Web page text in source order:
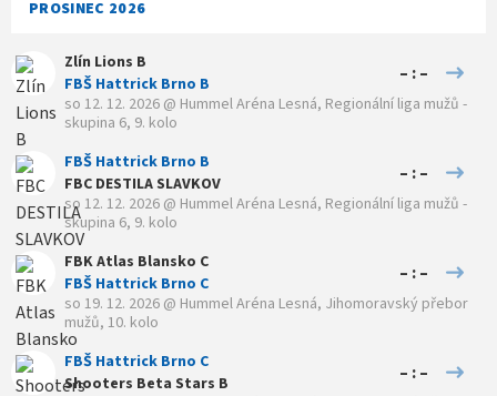
PROSINEC 2026
Zlín Lions B
FBŠ Hattrick Brno B
– : –
so 12. 12. 2026 @ Hummel Aréna Lesná, Regionální liga mužů -
skupina 6, 9. kolo
FBŠ Hattrick Brno B
FBC DESTILA SLAVKOV
– : –
so 12. 12. 2026 @ Hummel Aréna Lesná, Regionální liga mužů -
skupina 6, 9. kolo
FBK Atlas Blansko C
FBŠ Hattrick Brno C
– : –
so 19. 12. 2026 @ Hummel Aréna Lesná, Jihomoravský přebor
mužů, 10. kolo
FBŠ Hattrick Brno C
Shooters Beta Stars B
– : –